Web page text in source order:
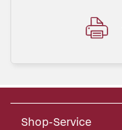
Shop-Service